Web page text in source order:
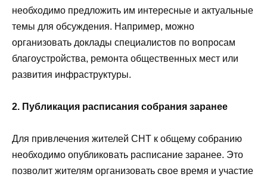
необходимо предложить им интересные и актуальные
темы для обсуждения. Например, можно
организовать доклады специалистов по вопросам
благоустройства, ремонта общественных мест или
развития инфраструктуры.
2. Публикация расписания собрания заранее
Для привлечения жителей СНТ к общему собранию
необходимо опубликовать расписание заранее. Это
позволит жителям организовать свое время и участие